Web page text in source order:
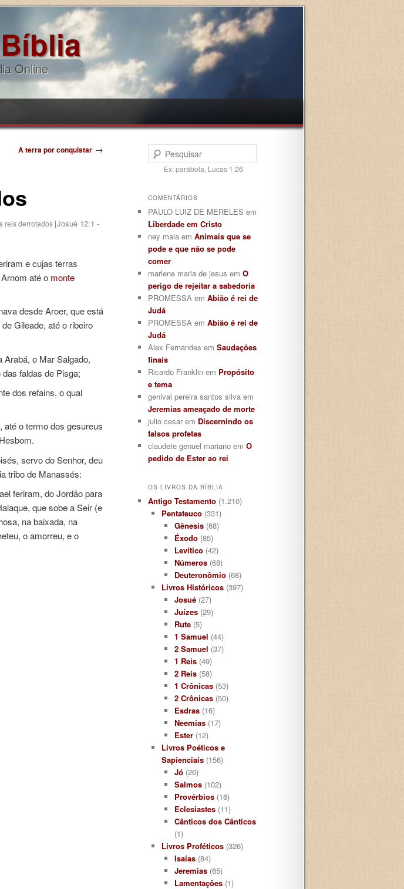
Online
A terra por conquistar →
reis derrotados [Josué 12:1 -
e cujas terras
até o monte
desde Aroer, que está
Gileade, até o ribeiro
Arabá, o Mar Salgado,
faldas de Pisga;
dos refains, o qual
o termo dos gesureus
servo do Senhor, deu
tribo de Manassés:
feriram, do Jordão para
que sobe a Seir (e
na baixada, na
o amorreu, e o
Pesquisar
Ex: parábola, Lucas 1:26
COMENTÁRIOS
PAULO LUIZ DE MERELES em
Liberdade em Cristo
ney maia em Animais que se
pode e que não se pode
comer
marlene maria de jesus em O
perigo de rejeitar a sabedoria
PROMESSA em Abião é rei de
Judá
PROMESSA em Abião é rei de
Judá
Alex Fernandes em Saudações
finais
Ricardo Franklin em Propósito
e tema
genival pereira santos silva em
Jeremias ameaçado de morte
julio cesar em Discernindo os
falsos profetas
claudete genuel mariano em O
pedido de Ester ao rei
OS LIVROS DA BÍBLIA
Antigo Testamento (1.210)
Pentateuco(331)
Gênesis (68)
Éxodo (85)
Levítico (42)
Números (68)
Deuteronômio (68)
Livros Históricos(397)
Josué (27)
Juízes (29)
Rute (5)
1 Samuel (44)
2 Samuel (37)
1 Reis (49)
2 Reis (58)
1 Crônicas (53)
2 Crônicas (50)
Esdras (16)
Neemias (17)
Ester (12)
Livros Poéticos e
Sapienciais(156)
Jó (26)
Salmos (102)
Provérbios (16)
Eclesiastes (11)
Cânticos dos Cânticos
(1)
Livros Proféticos(326)
Isaías (84)
Jeremias (65)
Lamentaçôes (1)